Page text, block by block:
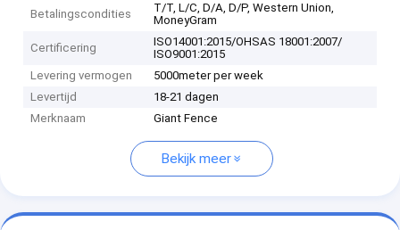
Betalingscondities
T/T, L/C, D/A, D/P, Western Union,
MoneyGram
Certificering
ISO14001:2015/OHSAS 18001:2007/
ISO9001:2015
Levering vermogen
5000meter per week
Levertijd
18-21 dagen
Merknaam
Giant Fence
Bekijk meer